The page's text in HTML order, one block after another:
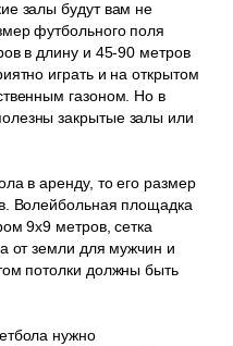
залы будут вам не
футбольного поля
в длину и 45-90 метров
играть и на открытом
газоном. Но в
закрытые залы или
в аренду, то его размер
Волейбольная площадка
9х9 метров, сетка
от земли для мужчин и
потолки должны быть
нужно